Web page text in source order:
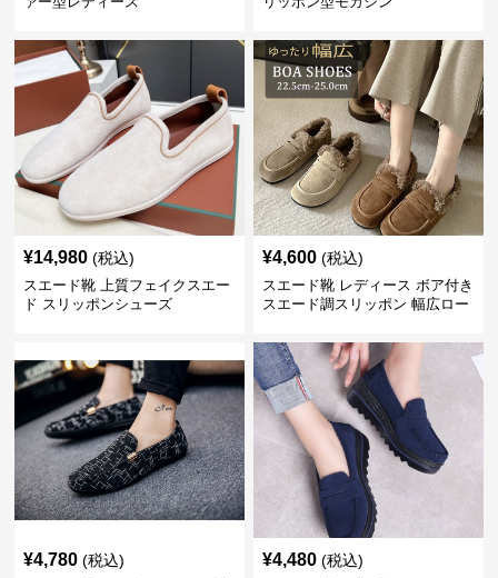
¥14,980 (税込)
スエード靴 上質フェイクスエー
ド スリッポンシューズ
¥4,600 (税込)
スエード靴 レディース ボア付き
スエード調スリッポン 幅広ロー
¥4,780 (税込) ¥4,480 (税込)